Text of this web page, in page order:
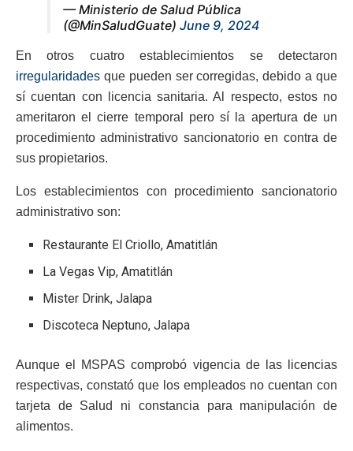
— Ministerio de Salud Pública
(@MinSaludGuate) June 9, 2024
En otros cuatro establecimientos se detectaron
irregularidades que pueden ser corregidas, debido a que
sí cuentan con licencia sanitaria. Al respecto, estos no
ameritaron el cierre temporal pero sí la apertura de un
procedimiento administrativo sancionatorio en contra de
sus propietarios.
Los establecimientos con procedimiento sancionatorio
administrativo son:
Restaurante El Criollo, Amatitlán
La Vegas Vip, Amatitlán
Mister Drink, Jalapa
Discoteca Neptuno, Jalapa
Aunque el MSPAS comprobó vigencia de las licencias
respectivas, constató que los empleados no cuentan con
tarjeta de Salud ni constancia para manipulación de
alimentos.